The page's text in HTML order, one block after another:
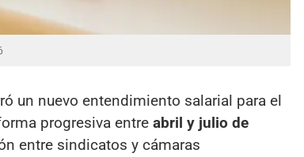
un nuevo entendimiento salarial para el
progresiva entre abril y julio de
entre sindicatos y cámaras